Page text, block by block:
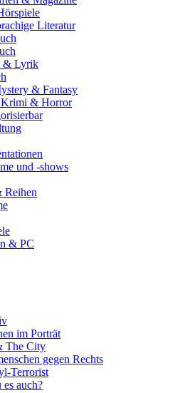
Literatur
& Lyrik
& Fantasy
& Horror
und -shows
Reihen
& PC
im Porträt
The City
gegen Rechts
Terrorist
auch?